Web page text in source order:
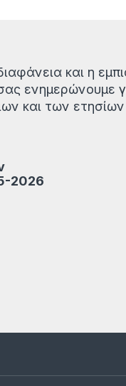
και η
ενημερώνουμε
και των
2026